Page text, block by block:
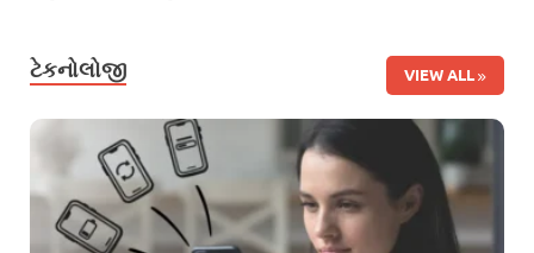
ટેકનોલોજી VIEW ALL